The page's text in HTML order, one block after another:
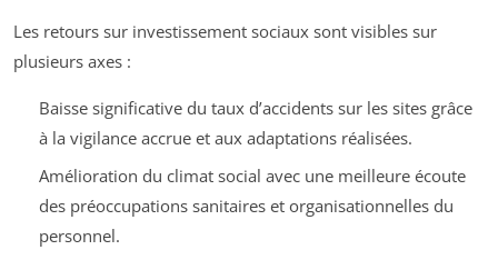
Les retours sur investissement sociaux sont visibles sur
plusieurs axes :
Baisse significative du taux d’accidents sur les sites grâce
à la vigilance accrue et aux adaptations réalisées.
Amélioration du climat social avec une meilleure écoute
des préoccupations sanitaires et organisationnelles du
personnel.